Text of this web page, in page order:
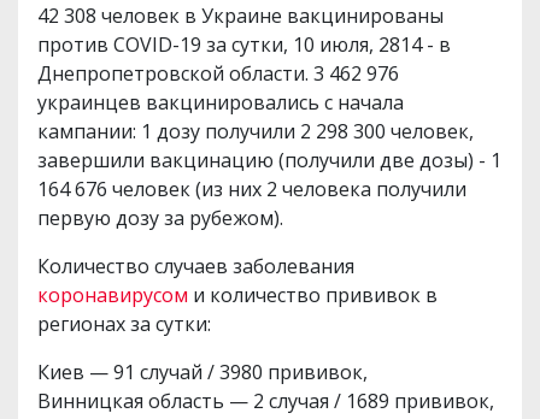
42 308 человек в Украине вакцинированы
против COVID-19 за сутки, 10 июля, 2814 - в
Днепропетровской области. 3 462 976
украинцев вакцинировались с начала
кампании: 1 дозу получили 2 298 300 человек,
завершили вакцинацию (получили две дозы) - 1
164 676 человек (из них 2 человека получили
первую дозу за рубежом).
Количество случаев заболевания
коронавирусом и количество прививок в
регионах за сутки:
Киев — 91 случай / 3980 прививок,
Винницкая область — 2 случая / 1689 прививок,